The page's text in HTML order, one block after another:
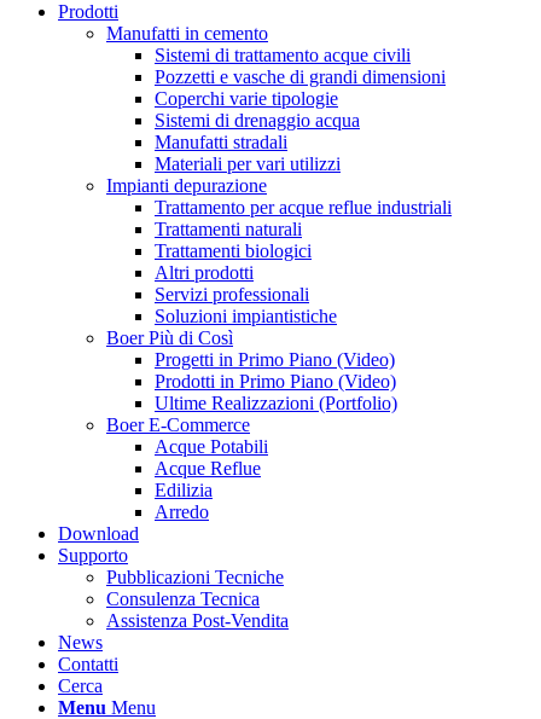
Prodotti
Manufatti in cemento
Sistemi di trattamento acque civili
Pozzetti e vasche di grandi dimensioni
Coperchi varie tipologie
Sistemi di drenaggio acqua
Manufatti stradali
Materiali per vari utilizzi
Impianti depurazione
Trattamento per acque reflue industriali
Trattamenti naturali
Trattamenti biologici
Altri prodotti
Servizi professionali
Soluzioni impiantistiche
Boer Più di Così
Progetti in Primo Piano (Video)
Prodotti in Primo Piano (Video)
Ultime Realizzazioni (Portfolio)
Boer E-Commerce
Acque Potabili
Acque Reflue
Edilizia
Arredo
Download
Supporto
Pubblicazioni Tecniche
Consulenza Tecnica
Assistenza Post-Vendita
News
Contatti
Cerca
Menu Menu